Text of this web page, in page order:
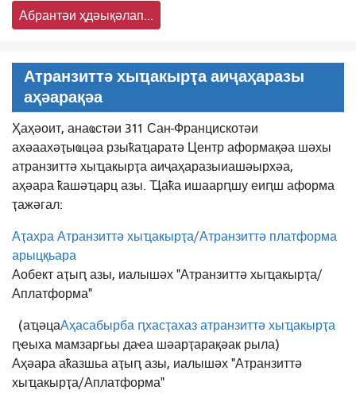
Абрантәи ҳдәықәлап...
Атранзиттә хыҵакырҭа аиҷаҳаразы
аҳәарақәа
Ҳаҳәоит, анаҩстәи 311 Сан-Францискотәи
ахәаахәҭыҩцәа рзыҟаҵаратә Центр аформақәа шәхы
иашәырхәа,
атранзиттә хыҵакырҭа аиҷаҳаразы
аҳәара ҟашәҵарц азы. Ҵаҟа ишаарԥшу еиԥш аформа
ҭажәгал:
Аҭахра Атранзиттә хыҵакырҭа/Атранзиттә платформа
арыцқьара
Аобект аҭыԥ азы, иалышәх "Атранзиттә хыҵакырҭа/
Аплатформа"
Аҳасабырба ԥхасҭахаз атранзиттә хыҵакырҭа
(аҵәца
ԥҽыха мамзаргьы даҽа шәарҭарақәак рыла)
Аҳәара аҟазшьа аҭыԥ азы, иалышәх "Атранзиттә
хыҵакырҭа/Аплатформа"